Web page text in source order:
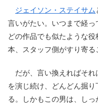
ジェイソン・ステイサム
言いがたい。いつまで経っ
どの作品でも似たような
本、スタッフ側がすり寄る
だが、言い換えればそれ
を演じ続け、どんどん掘
る。しかもこの男は、し